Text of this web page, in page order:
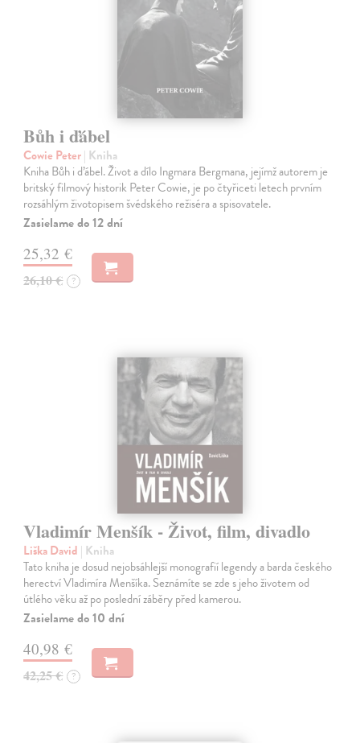
Bůh i ďábel
Cowie Peter| Kniha
Kniha Bůh i ďábel. Život a dílo Ingmara Bergmana, jejímž auto­rem je
britský filmový historik Peter Cowie, je po čtyřiceti letech prvním
rozsáhlým životopisem švédského režiséra a spisovatele.
Zasielame do 12 dní
25,32 €
26,10 € ?
Vladimír Menšík - Život, film, divadlo
Liška David | Kniha
Tato kniha je dosud nejobsáhlejší monografií legendy a barda českého
herectví Vladimíra Menšíka. Seznámíte se zde s jeho životem od
útlého věku až po poslední záběry před kamerou.
Zasielame do 10 dní
40,98 €
42,25 € ?